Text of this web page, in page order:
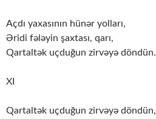
Açdı yaxasının hünər yolları,
Əridi fələyin şaxtası, qarı,
Qartaltək uçduğun zirvəyə döndün.
XI
Qartaltək uçduğun zirvəyə döndün,